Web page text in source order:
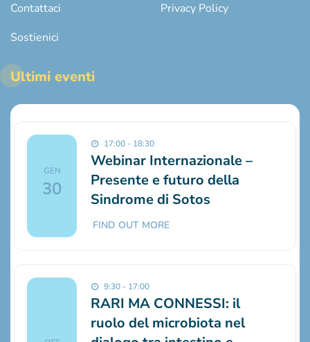
Contattaci
Sostienici
Privacy Policy
Ultimi eventi
GEN
30
17:00 - 18:30
Webinar Internazionale –
Presente e futuro della
Sindrome di Sotos
FIND OUT MORE
9:30 - 17:00
RARI MA CONNESSI: il
ruolo del microbiota nel